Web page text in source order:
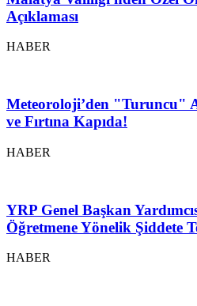
Açıklaması
HABER
Meteoroloji’den "Turuncu"
ve Fırtına Kapıda!
HABER
YRP Genel Başkan
Öğretmene Yönelik Şiddete
HABER